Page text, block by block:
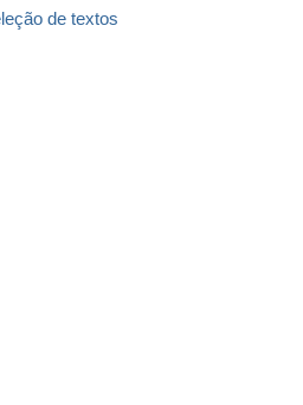
de textos